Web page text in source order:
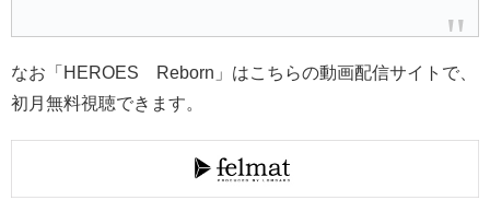
なお「HEROES Reborn」はこちらの動画配信サイトで、
初月無料視聴できます。